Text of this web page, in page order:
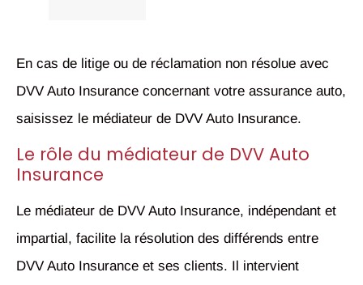
En cas de litige ou de réclamation non résolue avec
DVV Auto Insurance concernant votre assurance auto,
saisissez le médiateur de DVV Auto Insurance.
Le rôle du médiateur de DVV Auto
Insurance
Le médiateur de DVV Auto Insurance, indépendant et
impartial, facilite la résolution des différends entre
DVV Auto Insurance et ses clients. Il intervient